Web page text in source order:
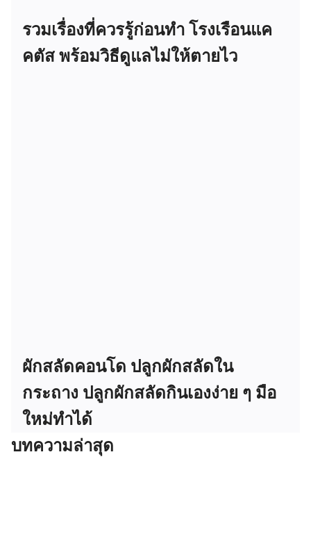
รวมเรื่องที่ควรรู้ก่อนทำ โรงเรือนแค
คตัส พร้อมวิธีดูแลไม่ให้ตายไว
ผักสลัดคอนโด ปลูกผักสลัดใน
กระถาง ปลูกผักสลัดกินเองง่าย ๆ มือ
ใหม่ทำได้
บทความล่าสุด